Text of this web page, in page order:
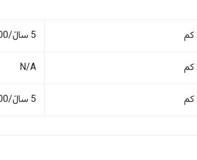
5 ساڵ/150,000 کم
N/A
5 ساڵ/150,000 کم